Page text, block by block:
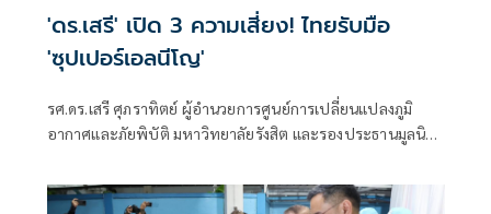
'ดร.เสรี' เปิด 3 ความเสี่ยง! ไทยรับมือ
'ซุปเปอร์เอลนีโญ'
รศ.ดร.เสรี ศุภราทิตย์ ผู้อำนวยการศูนย์การเปลี่ยนแปลงภูมิ
อากาศและภัยพิบัติ มหาวิทยาลัยรังสิต และรองประธานมูลนิธิ
หรือซุปเปอร์เอลนีโญ จงเรียนรู้เพื่อเตรียมพร้อมรับมือ"